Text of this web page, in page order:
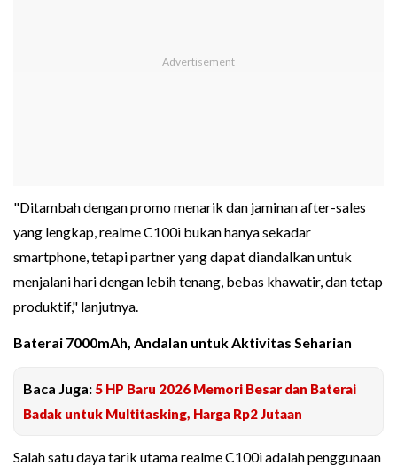
"Ditambah dengan promo menarik dan jaminan after-sales
yang lengkap, realme C100i bukan hanya sekadar
smartphone, tetapi partner yang dapat diandalkan untuk
menjalani hari dengan lebih tenang, bebas khawatir, dan tetap
produktif," lanjutnya.
Baterai 7000mAh, Andalan untuk Aktivitas Seharian
Baca Juga: 5 HP Baru 2026 Memori Besar dan Baterai
Badak untuk Multitasking, Harga Rp2 Jutaan
Salah satu daya tarik utama realme C100i adalah penggunaan